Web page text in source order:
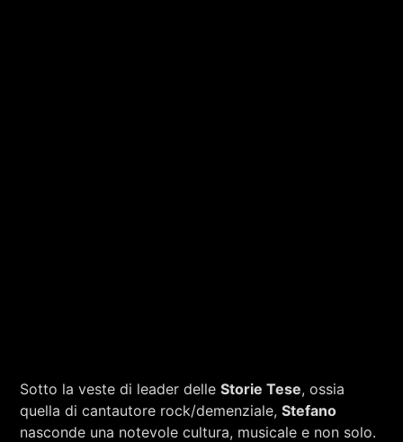
Sotto la veste di leader delleStorie Tese, ossia
quella di cantautore rock/demenziale,Stefano
nasconde una notevole cultura, musicale e non solo.